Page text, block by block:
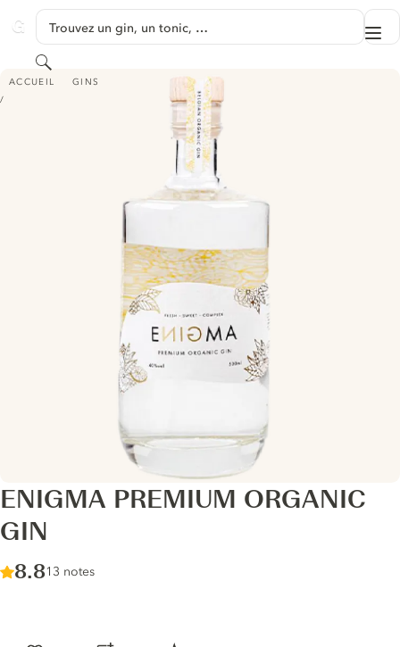
GINVENTORY
Trouvez un gin, un tonic, …
Rechercher
ACCUEIL GINS
ENIGMA PREMIUM ORGANIC GIN
ENIGMA PREMIUM ORGANIC
GIN
Score :
8.8/ 10
13 notes